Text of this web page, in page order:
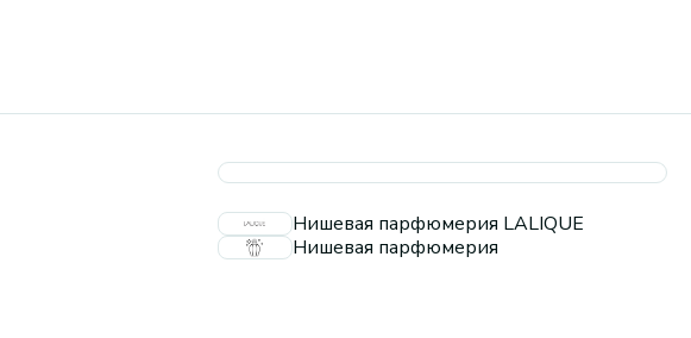
Нишевая парфюмерия LALIQUE
Нишевая парфюмерия